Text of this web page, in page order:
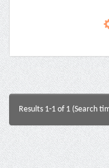
Results 1-1 of 1 (Search